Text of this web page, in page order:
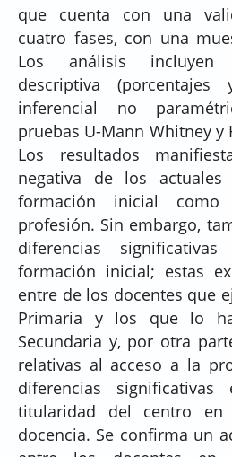
que cuenta con una
cuatro fases, con una
Los análisis incluyen
descriptiva
inferencial no
pruebas U-Mann Whitney y
Los resultados
negativa de los
formación inicial
profesión. Sin embargo,
diferencias
formación inicial; estas
entre de los docentes que
Primaria y los que lo
Secundaria y, por otra
relativas al acceso a la
diferencias
titularidad del centro
docencia. Se confirma un